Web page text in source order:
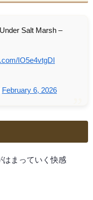
Salt Marsh –
IO5e4vtgDI
February 6, 2026
はまっていく快感